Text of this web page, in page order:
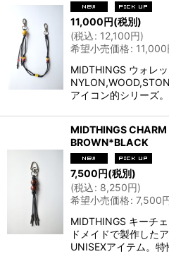
11,000円(税別)
(税込: 12,100円)
希望小売価格: 11,000
MIDTHINGS ウォレ
アイコン的シリーズ
MIDTHINGS CHARM
BROWN*BLACK
7,500円(税別)
(税込: 8,250円)
希望小売価格: 7,500
MIDTHINGS キーチ
ドメイドで製作した
UNISEXアイテム。